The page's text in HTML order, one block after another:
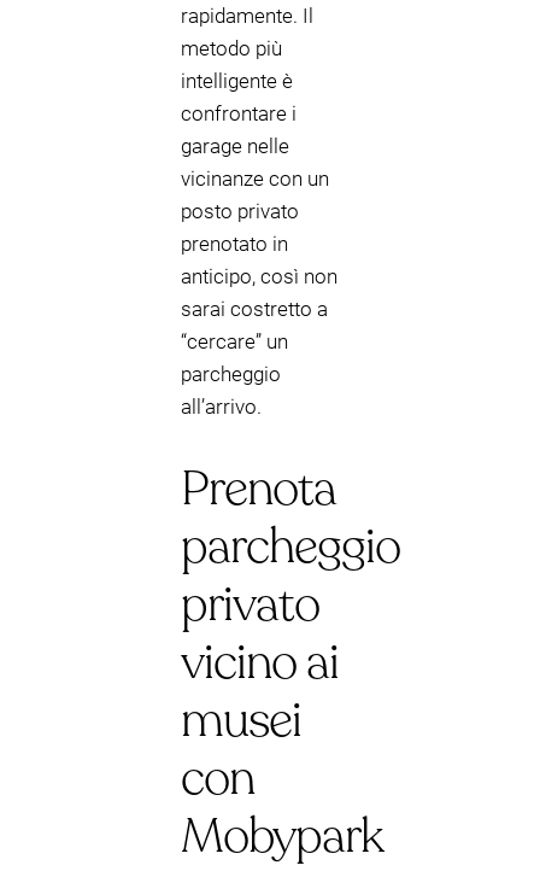
rapidamente. Il
metodo più
intelligente è
confrontare i
garage nelle
vicinanze con un
posto privato
prenotato in
anticipo, così non
sarai costretto a
“cercare” un
parcheggio
all’arrivo.
Prenota
parcheggio
privato
vicino ai
musei
con
Mobypark